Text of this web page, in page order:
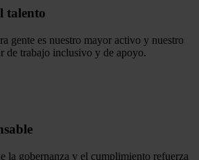
talento
gente es nuestro mayor activo y nuestro
de trabajo inclusivo y de apoyo.
la gobernanza y el cumplimiento refuerza